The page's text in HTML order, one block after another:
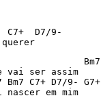
vai ser assim
Bm7 C7+ D7/9- G7+
nascer em mim